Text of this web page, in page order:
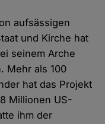
aufsässigen
und Kirche hat
seinem Arche
Mehr als 100
hat das Projekt
Millionen US-
ihm der